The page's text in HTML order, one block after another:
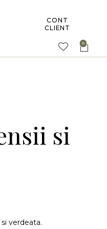
CONT
CLIENT
si
verdeata.